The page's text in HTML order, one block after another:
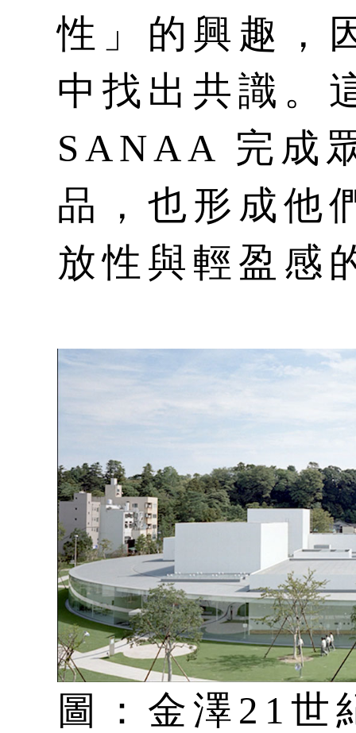
性」的興趣，
中找出共識。
SANAA 完成
品，也形成他
放性與輕盈感
圖：金澤21世